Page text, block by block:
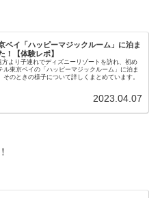
ベイ「ハッピーマジックルーム」に泊ま
！【体験レポ】
方より子連れでディズニーリゾートを訪れ、初め
ル東京ベイの「ハッピーマジックルーム」に泊ま
そのときの様子について詳しくまとめています。
2023.04.07